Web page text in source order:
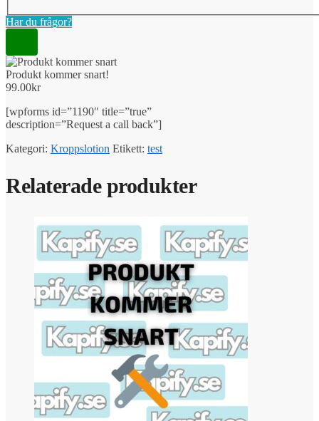
Har du frågor?
Produkt kommer snart!
99.00kr
[wpforms id=”1190″ title=”true”
description=”Request a call back”]
Kategori: Kroppslotion Etikett: test
Relaterade produkter